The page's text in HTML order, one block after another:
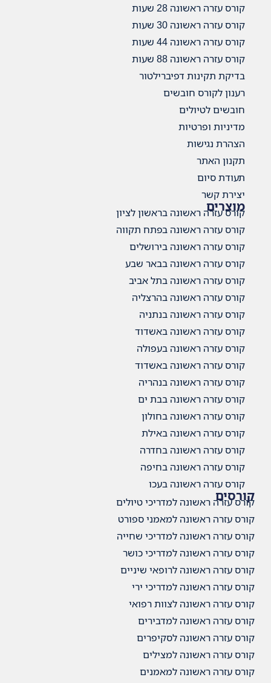
קורס עזרה ראשונה 28 שעות
קורס עזרה ראשונה 30 שעות
קורס עזרה ראשונה 44 שעות
קורס עזרה ראשונה 88 שעות
בדיקת תקינות דפיברילטור
רענון לקורס חובשים
חובשים לטיולים
מדיניות ופרטיות
הצהרת נגישות
תקנון האתר
תעודת סיום
יצירת קשר
מוצרים
קורס עזרה ראשונה בראשון לציון
קורס עזרה ראשונה בפתח תקווה
קורס עזרה ראשונה בירושלים
קורס עזרה ראשונה בבאר שבע
קורס עזרה ראשונה בתל אביב
קורס עזרה ראשונה בהרצליה
קורס עזרה ראשונה בנתניה
קורס עזרה ראשונה באשדוד
קורס עזרה ראשונה בעפולה
קורס עזרה ראשונה באשדוד
קורס עזרה ראשונה בנהריה
קורס עזרה ראשונה בבת ים
קורס עזרה ראשונה בחולון
קורס עזרה ראשונה באילת
קורס עזרה ראשונה בחדרה
קורס עזרה ראשונה בחיפה
קורס עזרה ראשונה בעכו
קורסים
קורס עזרה ראשונה למדריכי טיולים
קורס עזרה ראשונה למאמני ספורט
קורס עזרה ראשונה למדריכי שחייה
קורס עזרה ראשונה למדריכי כושר
קורס עזרה ראשונה לרופאי שיניים
קורס עזרה ראשונה למדריכי ירי
קורס עזרה ראשונה לצוות רפואי
קורס עזרה ראשונה למדבירים
קורס עזרה ראשונה לסקיפרים
קורס עזרה ראשונה למצילים
קורס עזרה ראשונה למאמנים